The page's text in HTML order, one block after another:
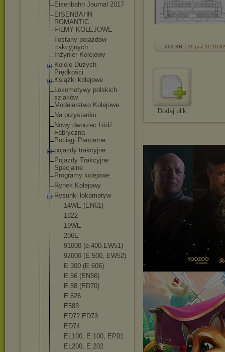
Eisenbahn Journal 2017
EISENBAHN
ROMANTIC
FILMY KOLEJOWE
Ilostany pojazdów
trakcyjnych
Inżynier Kolejowy
Koleje Dużych
Prędkości
Książki kolejowe
Lokomotywy polskich
szlaków
Modelarstwo Kolejowe
Na przystanku
Nowy dworzec Łódź
Fabryczna
Pociągi Pancerne
pojazdy trakcyjne
Pojazdy Trakcyjne
Specjalne
Programy kolejowe
Rynek Kolejowy
Rysunki lokomotyw
14WE (EN61)
1822
19WE
206E
91000 (e.400.EW51)
92000 (E.500, EW52)
E.300 (E.606)
E.56 (EN56)
E.58 (ED70)
E.626
E583
ED72 ED73
ED74
EL100, E.100, EP01
EL200, E.202
223 KB 11 paź 11 19:32
Dodaj plik